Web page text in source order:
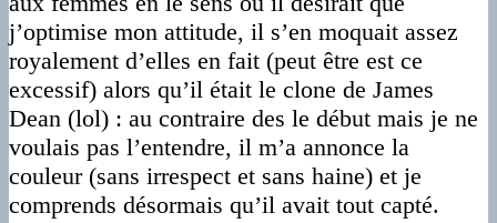
j’optimise mon attitude, il s’en moquait assez
royalement d’elles en fait (peut être est ce
excessif) alors qu’il était le clone de James
Dean (lol) : au contraire des le début mais je ne
voulais pas l’entendre, il m’a annonce la
couleur (sans irrespect et sans haine) et je
comprends désormais qu’il avait tout capté.